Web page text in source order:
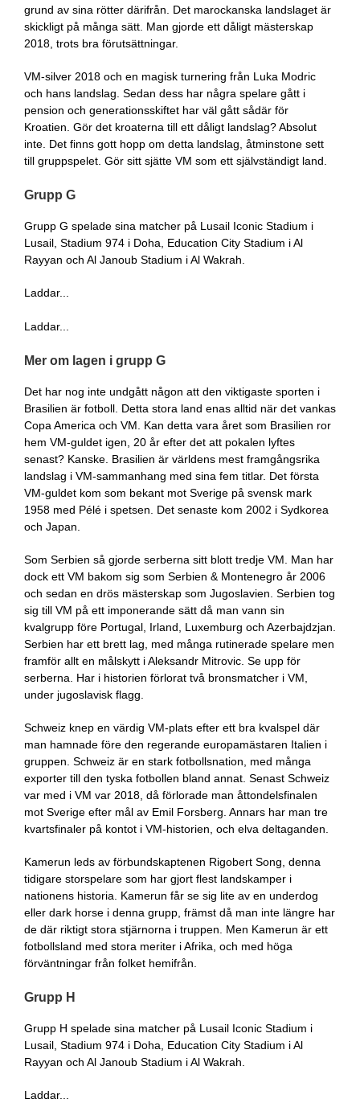
grund av sina rötter därifrån. Det marockanska landslaget är
skickligt på många sätt. Man gjorde ett dåligt mästerskap
2018, trots bra förutsättningar.
VM-silver 2018 och en magisk turnering från Luka Modric
och hans landslag. Sedan dess har några spelare gått i
pension och generationsskiftet har väl gått sådär för
Kroatien. Gör det kroaterna till ett dåligt landslag? Absolut
inte. Det finns gott hopp om detta landslag, åtminstone sett
till gruppspelet. Gör sitt sjätte VM som ett självständigt land.
Grupp G
Grupp G spelade sina matcher på Lusail Iconic Stadium i
Lusail, Stadium 974 i Doha, Education City Stadium i Al
Rayyan och Al Janoub Stadium i Al Wakrah.
Laddar...
Laddar...
Mer om lagen i grupp G
Det har nog inte undgått någon att den viktigaste sporten i
Brasilien är fotboll. Detta stora land enas alltid när det vankas
Copa America och VM. Kan detta vara året som Brasilien ror
hem VM-guldet igen, 20 år efter det att pokalen lyftes
senast? Kanske. Brasilien är världens mest framgångsrika
landslag i VM-sammanhang med sina fem titlar. Det första
VM-guldet kom som bekant mot Sverige på svensk mark
1958 med Pélé i spetsen. Det senaste kom 2002 i Sydkorea
och Japan.
Som Serbien så gjorde serberna sitt blott tredje VM. Man har
dock ett VM bakom sig som Serbien & Montenegro år 2006
och sedan en drös mästerskap som Jugoslavien. Serbien tog
sig till VM på ett imponerande sätt då man vann sin
kvalgrupp före Portugal, Irland, Luxemburg och Azerbajdzjan.
Serbien har ett brett lag, med många rutinerade spelare men
framför allt en målskytt i Aleksandr Mitrovic. Se upp för
serberna. Har i historien förlorat två bronsmatcher i VM,
under jugoslavisk flagg.
Schweiz knep en värdig VM-plats efter ett bra kvalspel där
man hamnade före den regerande europamästaren Italien i
gruppen. Schweiz är en stark fotbollsnation, med många
exporter till den tyska fotbollen bland annat. Senast Schweiz
var med i VM var 2018, då förlorade man åttondelsfinalen
mot Sverige efter mål av Emil Forsberg. Annars har man tre
kvartsfinaler på kontot i VM-historien, och elva deltaganden.
Kamerun leds av förbundskaptenen Rigobert Song, denna
tidigare storspelare som har gjort flest landskamper i
nationens historia. Kamerun får se sig lite av en underdog
eller dark horse i denna grupp, främst då man inte längre har
de där riktigt stora stjärnorna i truppen. Men Kamerun är ett
fotbollsland med stora meriter i Afrika, och med höga
förväntningar från folket hemifrån.
Grupp H
Grupp H spelade sina matcher på Lusail Iconic Stadium i
Lusail, Stadium 974 i Doha, Education City Stadium i Al
Rayyan och Al Janoub Stadium i Al Wakrah.
Laddar...